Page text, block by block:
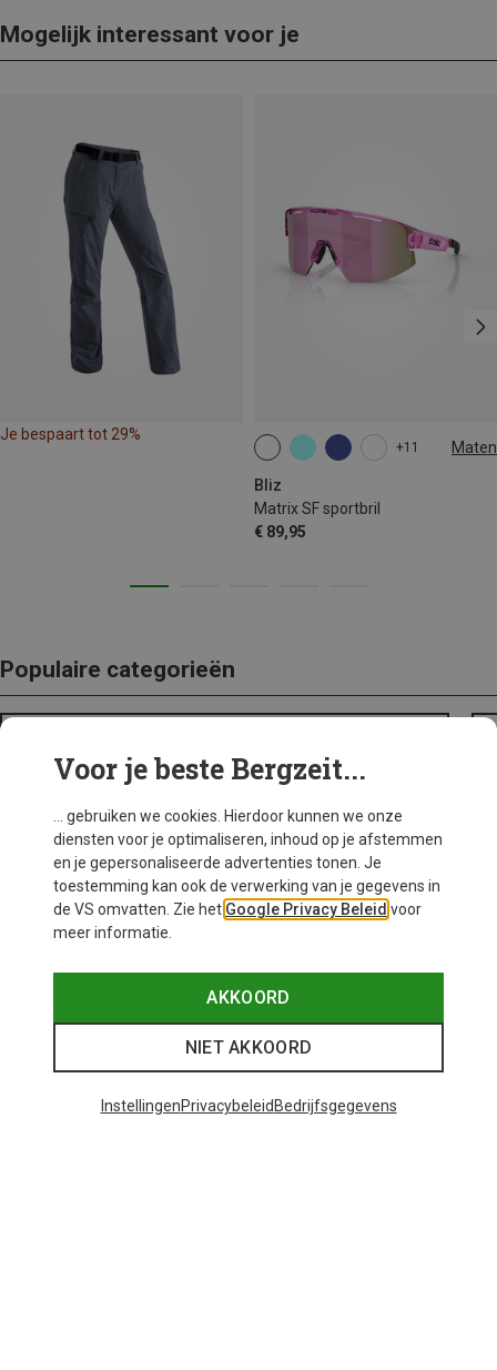
Mogelijk interessant voor je
Je bespaart tot 29%
+11 Maten
Bliz
Matrix SF sportbril
€ 89,95
ONE SIZE
Populaire categorieën
Voor je beste Bergzeit...
... gebruiken we cookies. Hierdoor kunnen we onze
diensten voor je optimaliseren, inhoud op je afstemmen
en je gepersonaliseerde advertenties tonen. Je
toestemming kan ook de verwerking van je gegevens in
de VS omvatten. Zie het Google Privacy Beleid voor
meer informatie.
AKKOORD
NIET AKKOORD
InstellingenPrivacybeleid Bedrijfsgegevens